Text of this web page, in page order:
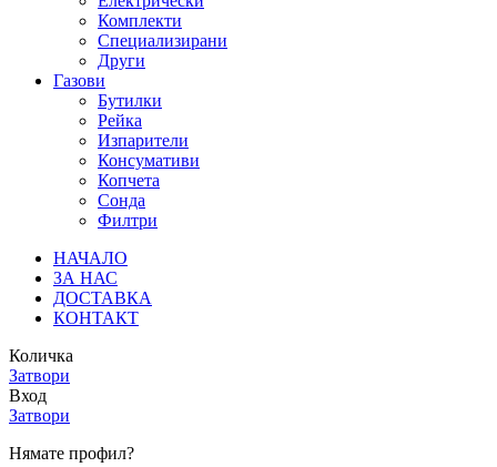
Комплекти
Специализирани
Други
Газови
Бутилки
Рейка
Изпарители
Консумативи
Копчета
Сонда
Филтри
НАЧАЛО
ЗА НАС
ДОСТАВКА
КОНТАКТ
Количка
Затвори
Вход
Затвори
Нямате профил?